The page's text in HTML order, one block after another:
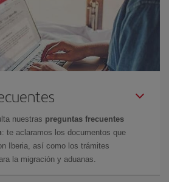
nuestras preguntas frecuentes
: te aclaramos los documentos que
Iberia, así como los trámites
la migración y aduanas.